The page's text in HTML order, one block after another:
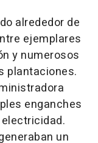
alrededor de
ejemplares
y numerosos
plantaciones.
enganches
un